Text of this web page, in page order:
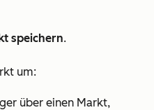
speichern.
um:
über einen Markt,